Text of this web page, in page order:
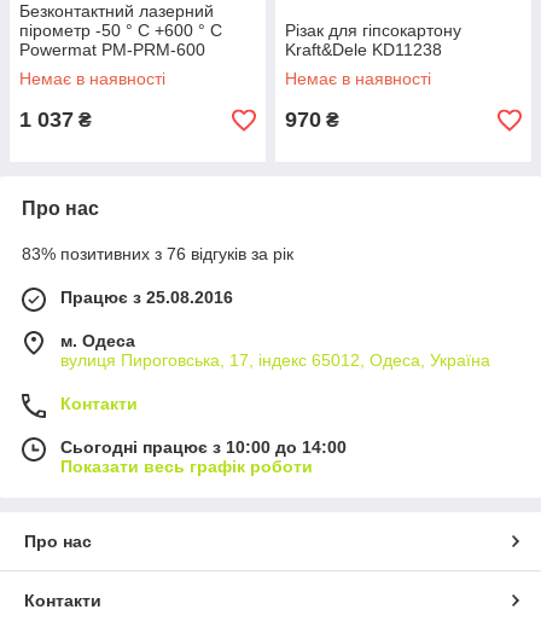
Безконтактний лазерний
пірометр -50 ° С +600 ° С
Powermat PM-PRM-600
Немає в наявності
1 037 ₴
Різак для гіпсокартону
Kraft&Dele KD11238
Немає в наявності
970 ₴
Про нас
83% позитивних з 76 відгуків за рік
Працює з 25.08.2016
м. Одеса
вулиця Пироговська, 17, індекс 65012, Одеса, Україна
Контакти
Сьогодні працює з 10:00 до 14:00
Показати весь графік роботи
Про нас
Контакти